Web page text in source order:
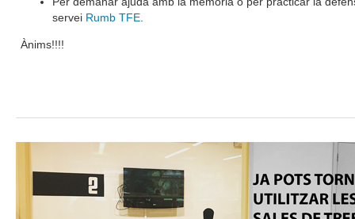
servei Rumb TFE.
Ànims!!!!